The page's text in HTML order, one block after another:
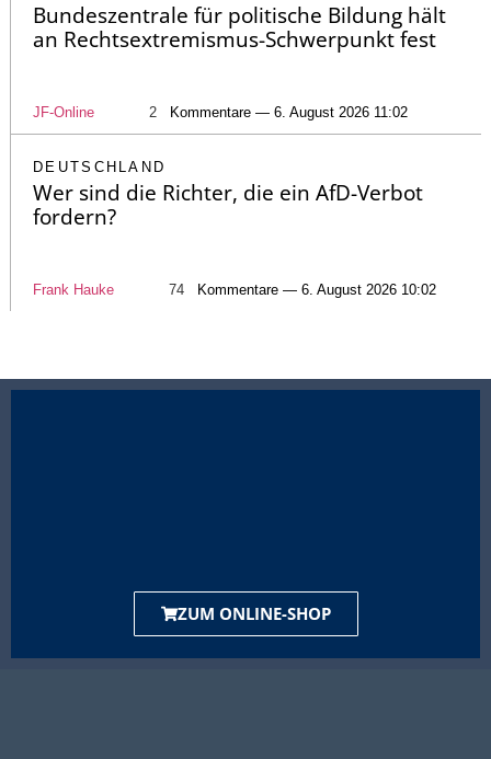
Bundeszentrale für politische Bildung hält
an Rechtsextremismus-Schwerpunkt fest
JF-Online 2 Kommentare — 6. August 2026 11:02
DEUTSCHLAND
Wer sind die Richter, die ein AfD-Verbot
fordern?
Frank Hauke 74 Kommentare — 6. August 2026 10:02
ZUM ONLINE-SHOP